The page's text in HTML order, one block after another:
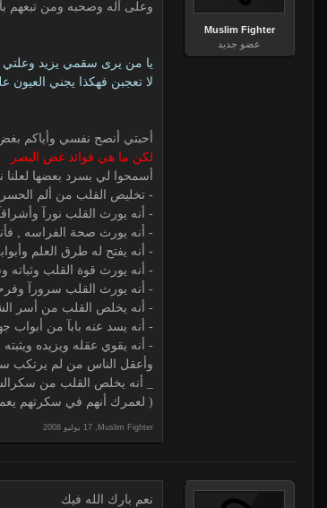
Muslim Fighter
عضو جديد
وعلى آله وصحبه ومن تبعهم
يا من يرى سقمي يزيد وعلتي
لا تعجبن فهكذا يجني العيون
أحبتي أنصح نفسي وأياكم
لكن ما هي فوائد غض البصر
أسمحوا لي بسرد بعضها
- تخليص القلب من ألم
- أنه يورث القلب نورآ
- أنه يورث صحة الفراسه ,
- أنه يفتح له طرق العلم
- أنه يورث قوة القلب
- أنه يورث القلب سرورآ
- أنه يخلص القلب من أسر
- أنه يسد عنه بابآ من أبواب
- أنه يقوي عقله ويزيده
وأعقل الناس من لم يرتكب
_ أنه يخلص القلب من
( لعمرك أنهم في سكرتهم
Muslim Fighter
,
نعم بارك الله فيك